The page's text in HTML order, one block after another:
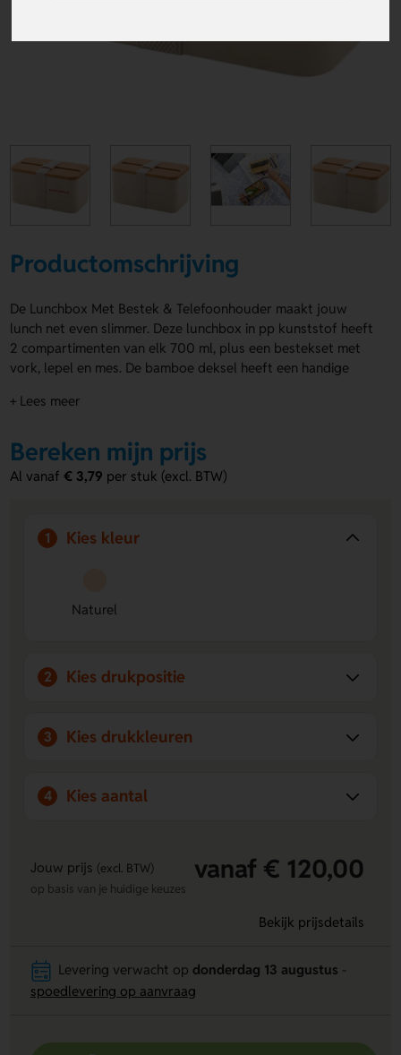
Productomschrijving
De Lunchbox Met Bestek & Telefoonhouder maakt jouw
lunch net even slimmer. Deze lunchbox in pp kunststof heeft
2 compartimenten van elk 700 ml, plus een bestekset met
vork, lepel en mes. De bamboe deksel heeft een handige
elkaar. De Lunchbox Met Bestek & Telefoonhouder is
logo, naam of eigen ontwerp op de bovenzijde doos, doos 1
- voorkant, doos 1 - achterkant, doos 1 - rechterkant of doos
1 - linkerkant. Bestel of vraag een prijs op.
& Telefoonhouder
Ruimte voor personalisatie
Praktische indeling - twee compartimenten van 700 ml
houden eten overzichtelijk en apart van elkaar.
+ Lees meer
Bereken mijn prijs
Al vanaf€ 3,79 per stuk (excl. BTW)
1 Kies kleur
Naturel
2 Kies drukpositie
3 Kies drukkleuren
4 Kies aantal
Jouw prijs (excl. BTW) vanaf € 120,00
op basis van je huidige keuzes
Bekijk prijsdetails
Levering verwacht op donderdag 13 augustus
spoedlevering op aanvraag